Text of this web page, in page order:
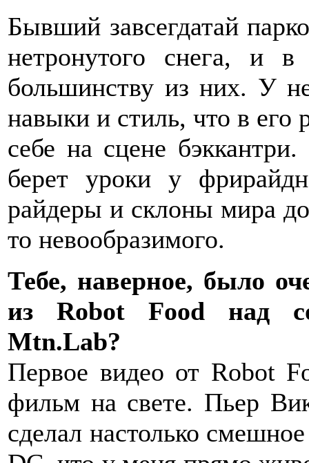
Бывший завсегдатай
нетронутого снега, и
большинству из них. У
навыки и стиль, что в его
себе на сцене
берет уроки у
райдеры и склоны мира
то невообразимого.
Тебе, наверное, было
из Robot Food над
Mtn.Lab?
Первое видео от Robot
фильм на свете. Пьер
сделал настолько